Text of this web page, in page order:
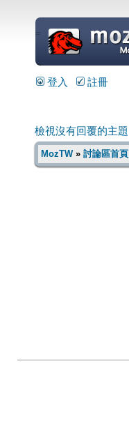
=
登入 註冊
檢視沒有回覆的主題
MozTW» 討論區首頁